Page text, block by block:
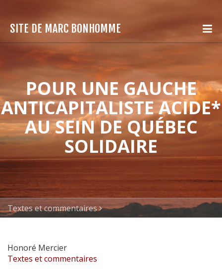
SITE DE MARC BONHOMME
POUR UNE GAUCHE
ANTICAPITALISTE ACIDE*
AU SEIN DE QUÉBEC
SOLIDAIRE
Textes et commentaires
Honoré Mercier
Textes et commentaires